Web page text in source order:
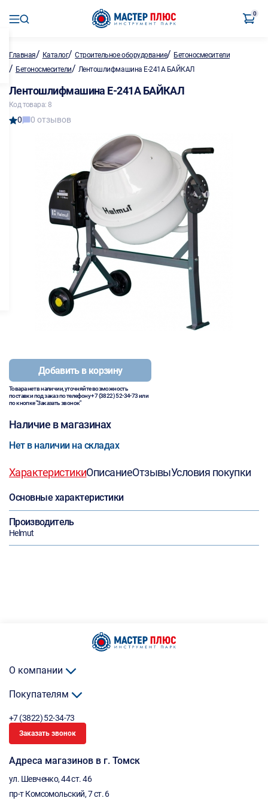
0
Главная/ Каталог/Строительное оборудование/ Бетоносмесители
/ Бетоносмесители/ Лентошлифмашина Е-241А БАЙКАЛ
Лентошлифмашина Е-241А БАЙКАЛ
Код товара: 8
0 0 отзывов
Добавить в корзину
Товара нет в наличии, уточняйте возможность
поставки под заказ по телефону+7 (3822) 52-34-73или
по кнопке "Заказать звонок"
Наличие в магазинах
Нет в наличии на складах
ХарактеристикиОписаниеОтзывыУсловия покупки
Основные характеристики
Производитель
Helmut
О компании
Покупателям
+7 (3822) 52-34-73
Заказать звонок
Адреса магазинов в г. Томск
ул. Шевченко, 44 ст. 46
пр-т Комсомольский, 7 ст. 6